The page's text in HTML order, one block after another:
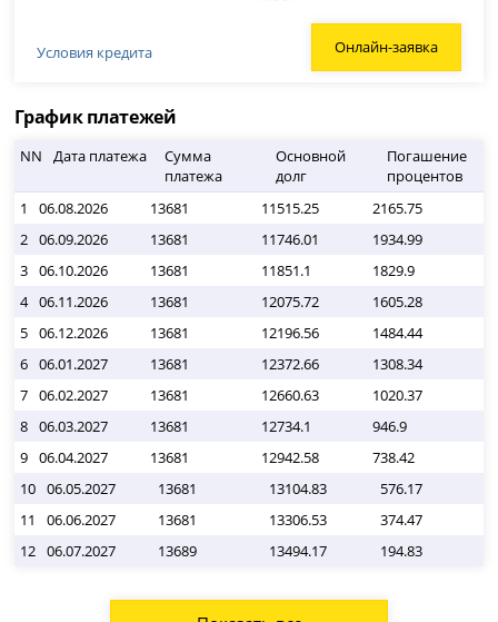
Условия кредита Онлайн-заявка
График платежей
NN Дата платежа
Сумма
платежа
Основной
долг
Погашение
процентов
1
06.08.2026 13681 11515.25 2165.75
2 06.09.2026 13681 11746.01 1934.99
3 06.10.2026 13681 11851.1 1829.9
4 06.11.2026 13681 12075.72 1605.28
5 06.12.2026 13681 12196.56 1484.44
6 06.01.2027 13681 12372.66 1308.34
7 06.02.2027 13681 12660.63 1020.37
8 06.03.2027 13681 12734.1 946.9
9 06.04.2027 13681 12942.58 738.42
10 06.05.2027 13681 13104.83 576.17
11
06.06.2027 13681 13306.53 374.47
12 06.07.2027 13689 13494.17 194.83